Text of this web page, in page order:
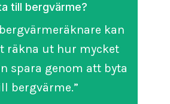
till bergvärme?
kan
räkna ut hur mycket
spara genom att byta
bergvärme.”